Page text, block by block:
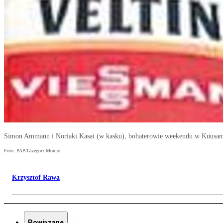
Simon Ammann i Noriaki Kasai (w kasku), bohaterowie weekendu w
Foto: PAP/Grzegorz Momot
Krzysztof Rawa